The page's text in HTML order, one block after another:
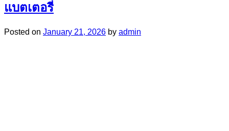
แบตเตอรี่
Posted on January 21, 2026 by admin